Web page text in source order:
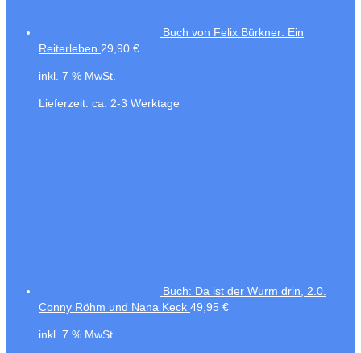
Buch von Felix Bürkner: Ein
Reiterleben 29,90 €
inkl. 7 % MwSt.
Lieferzeit: ca. 2-3 Werktage
Buch: Da ist der Wurm drin, 2.0.
Conny Röhm und Nana Keck 49,95 €
inkl. 7 % MwSt.